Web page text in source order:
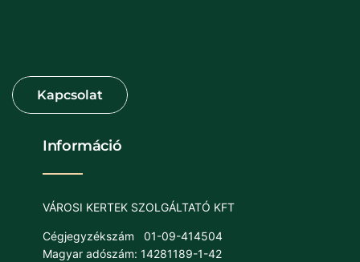
Információ
VÁROSI KERTEK SZOLGÁLTATÓ KFT
Cégjegyzékszám
01-09-414504
Magyar adószám: 14281189-1-42